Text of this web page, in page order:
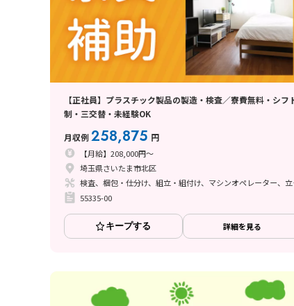
【正社員】プラスチック製品の製造・検査／寮費無料・シフ
制・三交替・未経験OK
月収例258,875 円
【月給】208,000円～
埼玉県さいたま市北区
検査、梱包
55335-00
キープする 詳細を見る